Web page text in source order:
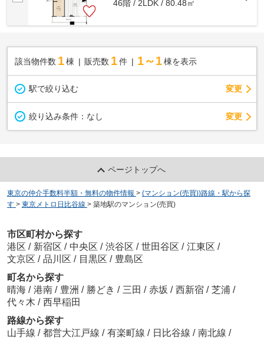
46階 / 2LDK / 80.48㎡
該当物件数 1棟 販売数 1 件 1～1 棟を表示
駅で絞り込む 変更
絞り込み条件： なし 変更
ページトップへ
東京の仲介手数料半額・無料の物件情報 > (マンション(売買))路線・駅から探
す > 東京メトロ日比谷線 > 築地駅のマンション(売買)
市区町村から探す
港区 / 新宿区 / 中央区 / 渋谷区 / 世田谷区 / 江東区 /
文京区 / 品川区 / 目黒区 / 豊島区
町名から探す
晴海 / 港南 / 豊洲 / 勝どき / 三田 / 赤坂 / 西新宿 / 芝浦 /
代々木 / 西早稲田
路線から探す
山手線 / 都営大江戸線 / 有楽町線 / 日比谷線 / 南北線 /